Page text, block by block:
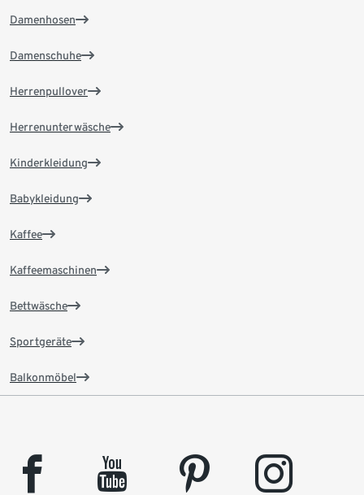
Damenhosen
Damenschuhe
Herrenpullover
Herrenunterwäsche
Kinderkleidung
Babykleidung
Kaffee
Kaffeemaschinen
Bettwäsche
Sportgeräte
Balkonmöbel
facebook youtube pinterest instagram